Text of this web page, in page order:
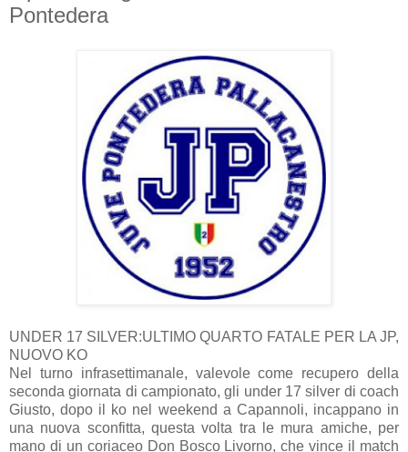
Pontedera
UNDER 17 SILVER:ULTIMO QUARTO FATALE PER LA JP,
NUOVO KO
Nel turno infrasettimanale, valevole come recupero della
seconda giornata di campionato, gli under 17 silver di coach
Giusto, dopo il ko nel weekend a Capannoli, incappano in
una nuova sconfitta, questa volta tra le mura amiche, per
mano di un coriaceo Don Bosco Livorno, che vince il match